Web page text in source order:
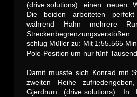
(drive.solutions) einen neuen
Die beiden arbeiteten
während Hahn mehrere
schlug Müller zu: Mit 1:55.565
Pole-Position um nur fünf
Damit musste sich Konrad mit
zweiten Reihe
Gjerdrum (drive.solutions). In